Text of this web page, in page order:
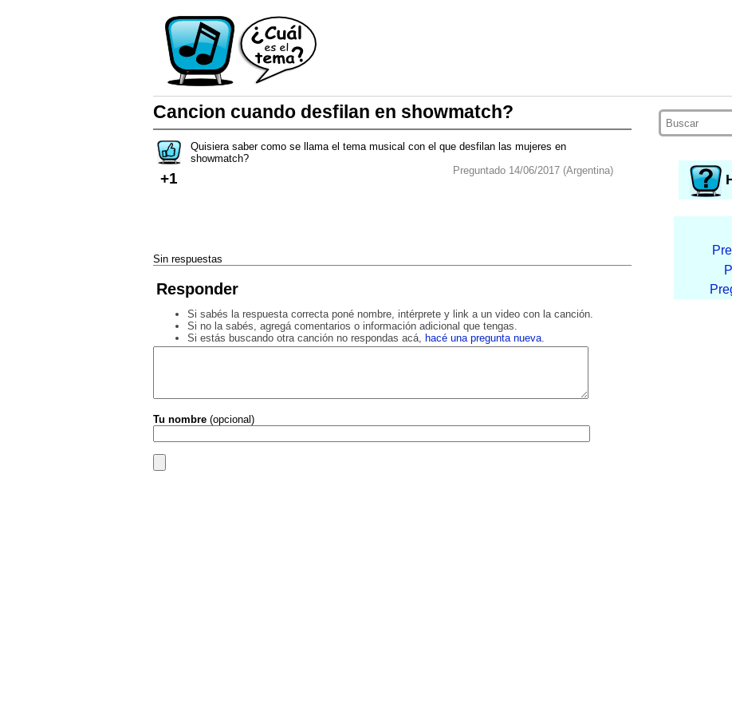
Cancion cuando desfilan en showmatch?
+1
Quisiera saber como se llama el tema musical con el que desfilan las mujeres en
showmatch?
Preguntado 14/06/2017 (Argentina)
Sin respuestas
Responder
Si sabés la respuesta correcta poné nombre, intérprete y link a un video con la canción.
Si no la sabés, agregá comentarios o información adicional que tengas.
Si estás buscando otra canción no respondas acá, hacé una pregunta nueva.
Tu nombre (opcional)